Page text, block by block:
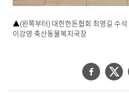
▲(왼쪽부터) 대한한돈협회 최영길 수석
이강영 축산동물복지국장
페
트